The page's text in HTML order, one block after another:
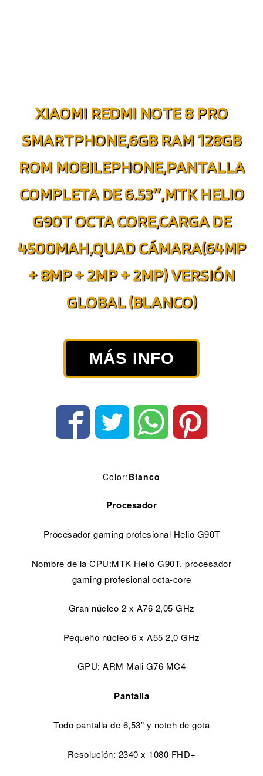
XIAOMI REDMI NOTE 8 PRO
SMARTPHONE,6GB RAM 128GB
ROM MOBILEPHONE,PANTALLA
COMPLETA DE 6.53″,MTK HELIO
G90T OCTA CORE,CARGA DE
4500MAH,QUAD CÁMARA(64MP
+ 8MP + 2MP + 2MP) VERSIÓN
GLOBAL (BLANCO)
MÁS INFO
Color:Blanco
Procesador
Procesador gaming profesional Helio G90T
Nombre de la CPU:MTK Helio G90T, procesador
gaming profesional octa-core
Gran núcleo 2 x A76 2,05 GHz
Pequeño núcleo 6 x A55 2,0 GHz
GPU: ARM Mali G76 MC4
Pantalla
Todo pantalla de 6,53” y notch de gota
Resolución: 2340 x 1080 FHD+